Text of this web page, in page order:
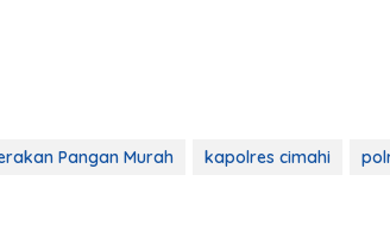
Pangan Murah kapolres cimahi